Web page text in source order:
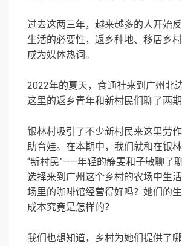
过去这两三年，越来越多的人开始
生活的必要性，返乡种地、移居乡
成为媒体热词。
2022年的夏天，食通社来到广州北
这里的返乡青年和新村民们聊了两期
银林村吸引了不少新村民来这里劳
助育娃。在本期中，我们就和在银
“新村民”——年轻的静雯和子敏聊了
选择来到广州这个乡村的农场中生
场里的咖啡馆经营得好吗？她们的
成本究竟是怎样的？
我们也想知道，乡村为她们提供了